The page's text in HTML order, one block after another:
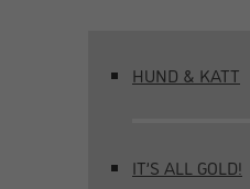
HUND & KATT
IT’S ALL GOLD!